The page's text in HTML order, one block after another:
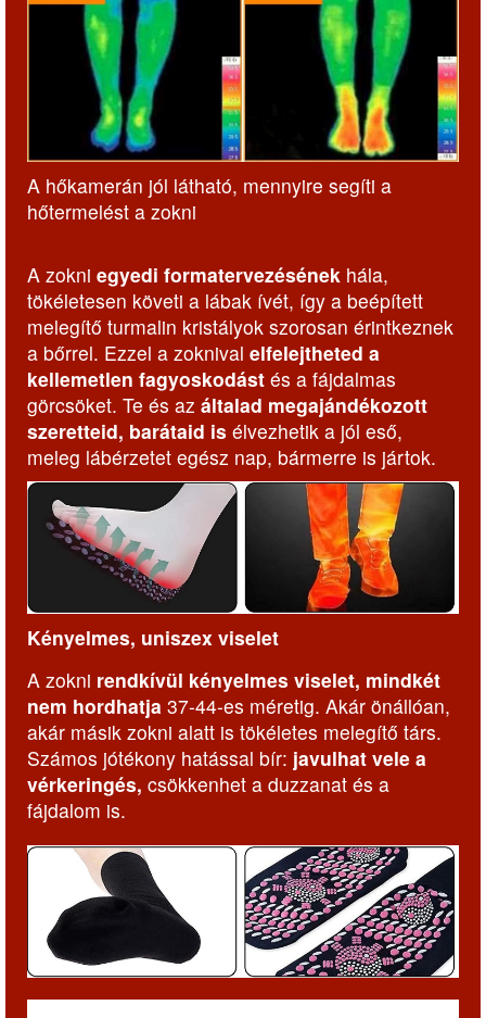
A hőkamerán jól látható, mennyire segíti a
hőtermelést a zokni
A zokni egyedi formatervezésének hála,
tökéletesen követi a lábak ívét, így a beépített
melegítő turmalin kristályok szorosan érintkeznek
a bőrrel. Ezzel a zoknival elfelejtheted a
kellemetlen fagyoskodást és a fájdalmas
görcsöket. Te és az általad megajándékozott
szeretteid, barátaid is élvezhetik a jól eső,
meleg lábérzetet egész nap, bármerre is jártok.
Kényelmes, uniszex viselet
A zokni rendkívül kényelmes viselet, mindkét
nem hordhatja 37-44-es méretig. Akár önállóan,
akár másik zokni alatt is tökéletes melegítő társ.
Számos jótékony hatással bír: javulhat vele a
vérkeringés, csökkenhet a duzzanat és a
fájdalom is.